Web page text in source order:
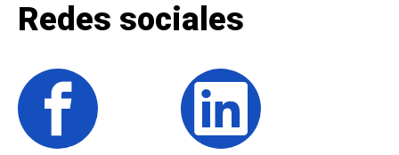
Redes sociales